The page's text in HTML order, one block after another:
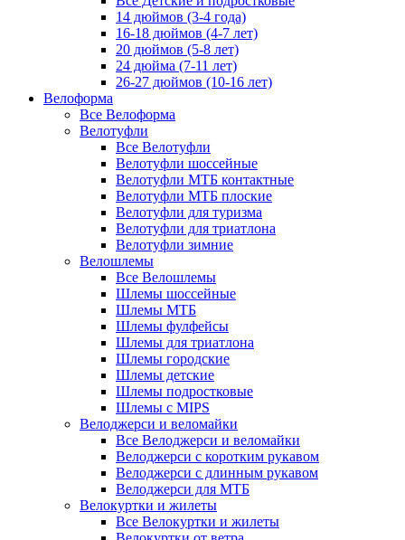
14 дюймов (3-4 года)
16-18 дюймов (4-7 лет)
20 дюймов (5-8 лет)
24 дюйма (7-11 лет)
26-27 дюймов (10-16 лет)
Велоформа
Все Велоформа
Велотуфли
Все Велотуфли
Велотуфли шоссейные
Велотуфли МТБ контактные
Велотуфли МТБ плоские
Велотуфли для туризма
Велотуфли для триатлона
Велотуфли зимние
Велошлемы
Все Велошлемы
Шлемы шоссейные
Шлемы МТБ
Шлемы фулфейсы
Шлемы для триатлона
Шлемы городские
Шлемы детские
Шлемы подростковые
Шлемы с MIPS
Велоджерси и веломайки
Все Велоджерси и веломайки
Велоджерси с коротким рукавом
Велоджерси с длинным рукавом
Велоджерси для МТБ
Велокуртки и жилеты
Все Велокуртки и жилеты